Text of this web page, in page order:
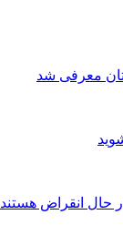
معرفی شد
حال انقراض هستند